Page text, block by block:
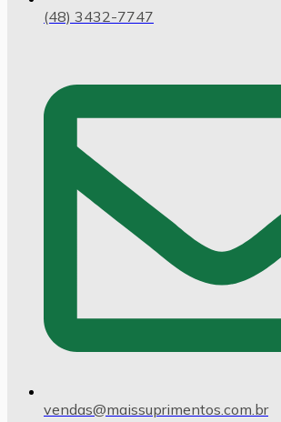
(48) 3432-7747
vendas@maissuprimentos.com.br